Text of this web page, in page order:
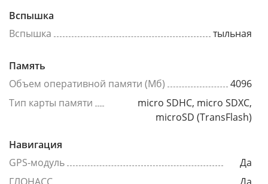
Вспышка
Вспышка
тыльная
Память
Объем оперативной памяти (Мб)
4096
Тип карты памяти
micro SDHC, micro SDXC,
microSD (TransFlash)
Навигация
GPS-модуль
Да